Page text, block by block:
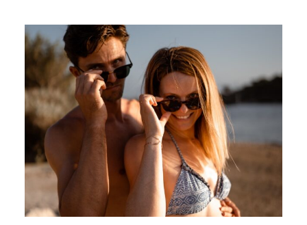
ABOUT
VIDEOS
PORTFOLIO